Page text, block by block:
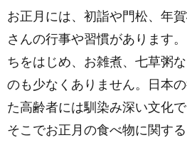
お正月には、初詣や門松、年
さんの行事や習慣があります
ちをはじめ、お雑煮、七草粥
のも少なくありません。日本
た高齢者には馴染み深い文化で
そこでお正月の食べ物に関す